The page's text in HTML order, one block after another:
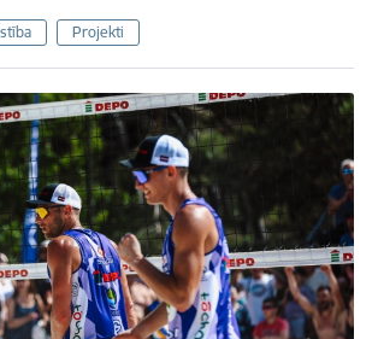
Projekti